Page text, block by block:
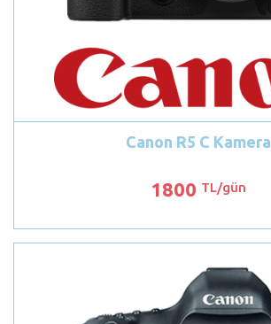
Canon R5 C Kamera
1800 TL/gün